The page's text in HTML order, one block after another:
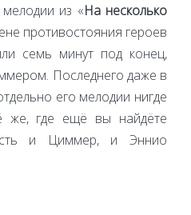
из «На несколько
противостояния героев
семь минут под конец,
Последнего даже в
его мелодии нигде
же, где ещё вы найдёте
и Циммер, и Эннио